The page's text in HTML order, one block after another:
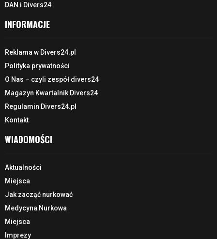
DAN i Divers24
INFORMACJE
Reklama w Divers24.pl
Polityka prywatności
O Nas – czyli zespół divers24
Magazyn Kwartalnik Divers24
Regulamin Divers24.pl
Kontakt
WIADOMOŚCI
Aktualności
Miejsca
Jak zacząć nurkować
Medycyna Nurkowa
Miejsca
Imprezy